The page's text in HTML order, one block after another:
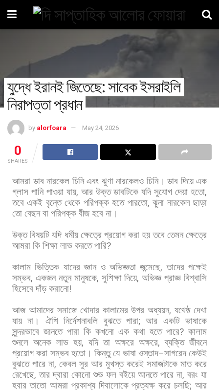
যুদ্ধে ইরানই জিতেছে: সাবেক ইসরাইলি
নিরাপত্তা প্রধান
by alorfoara May 24, 2026
0
SHARES
আমরা ডাব নারকেল চিনি এবং ঝুণা নারকেলও চিনি। ডাব দিয়ে এক
গ্লাস পানি পাওয়া যায়, আর উক্ত ডাবটিকে যদি সুযোগ দেয়া হতো,
তবে একই বৃন্তে থেকে পরিপক্ক হতে পারতো,ঝুনা নারকেল ছাড়া
তো বেছন বা পরিপক্ক বীজ হবে না।
উক্ত বিষয়টি যদি ধর্মীয় ক্ষেত্রে প্রয়োগ করা হয় তবে তেমন ক্ষেত্রে
আমরা কি শিক্ষা লাভ করতে পারি?
কালাম ভিত্তিক যাদের জ্ঞান ও অভিজ্ঞতা জন্মেছে,তাদের পক্ষেই
সম্ভব, একজন নতুন মানুষকে, সুশিক্ষা দিয়ে,অভিজ্ঞ প্রাজ্ঞ বিশ্বাসি
হিসেবে দাঁড় করানো!
আজ আমাদের সমাজে খোদার কালামের উপর অধ্যয়ন,যথেষ্ঠ দেখা
যায় না। ঐশি নির্দেশনাবলি বুঝতে পারা;আর একটি ভাষাকে
সুন্দরভাবে জানতে পারা কি কখনো এক কথা হতে পারে? কালাম
শুনলে অনেক লাভ হয়, যদি তা অক্ষরে অক্ষরে,ব্যক্তি জীবনে
প্রয়োগ করা সম্ভব হতো। কিন্তু যে ভাষা ওস্তাদ–সাগরেদ কেউই
বুঝতে পারে না, কেবল সুর আর মুখস্ত করেই সমাজটাকে মাত করে
রেখেছে,তার দ্বারা কোনো শুভ ফল বইয়ে আনতে পারে না, বরং যা
হবার তাতো আমরা প্রকাশ্য দিবালোকে প্রত্যক্ষ করে চলছি; আর